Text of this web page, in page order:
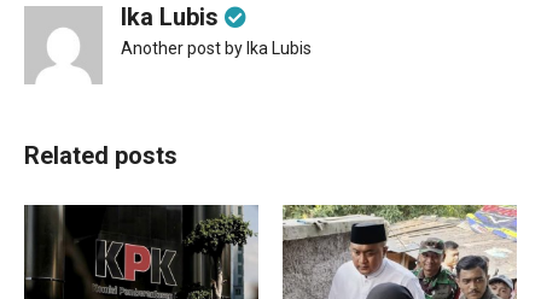
Ika Lubis
Another post by Ika Lubis
Related posts